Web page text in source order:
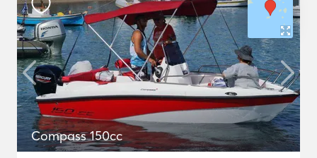
Compass 150cc